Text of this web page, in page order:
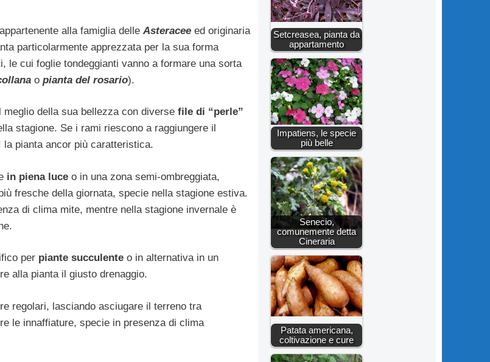
alla famiglia delle Asteracee ed originaria
particolarmente apprezzata per la sua forma
cui foglie tondeggianti vanno a formare una sorta
o pianta del rosario).
della sua bellezza con diverse file di “perle”
stagione. Se i rami riescono a raggiungere il
pianta ancor più caratteristica.
in piena luce o in una zona semi-ombreggiata,
fresche della giornata, specie nella stagione estiva.
di clima mite, mentre nella stagione invernale è
per piante succulenteo in alternativa in un
alla pianta il giusto drenaggio.
regolari, lasciando asciugare il terreno tra
le innaffiature, specie in presenza di clima
Setcreasea, pianta da
appartamento
Impatiens, le specie
più belle
Senecio,
comunemente detta
Cineraria
Patata americana,
coltivazione e cure